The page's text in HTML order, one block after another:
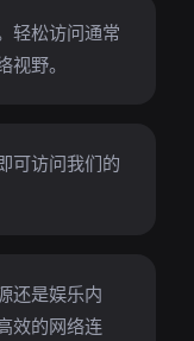
轻松访问通常
野。
可访问我们的
还是娱乐内
效的网络连